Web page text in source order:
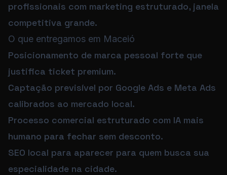
profissionais com marketing estruturado, janela
competitiva grande.
O que entregamos em Maceió
Posicionamento de marca pessoal forte que
justifica ticket premium.
Captação previsível por Google Ads e Meta Ads
calibrados ao mercado local.
Processo comercial estruturado com IA mais
humano para fechar sem desconto.
SEO local para aparecer para quem busca sua
especialidade na cidade.